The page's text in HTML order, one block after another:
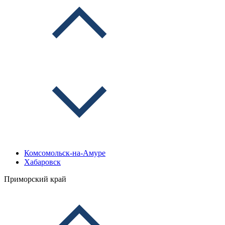
Комсомольск-на-Амуре
Хабаровск
Приморский край